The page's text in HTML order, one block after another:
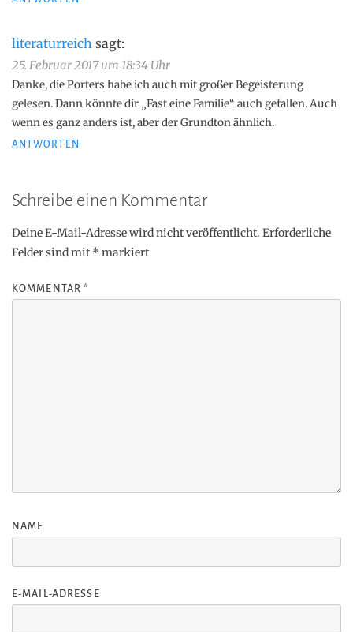
literaturreich sagt:
25. Februar 2017 um 18:34 Uhr
Danke, die Porters habe ich auch mit großer Begeisterung
gelesen. Dann könnte dir „Fast eine Familie“ auch gefallen. Auch
wenn es ganz anders ist, aber der Grundton ähnlich.
ANTWORTEN
Schreibe einen Kommentar
Deine E-Mail-Adresse wird nicht veröffentlicht. Erforderliche
Felder sind mit * markiert
KOMMENTAR*
NAME
E-MAIL-ADRESSE